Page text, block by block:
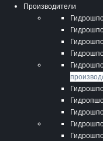
Производители